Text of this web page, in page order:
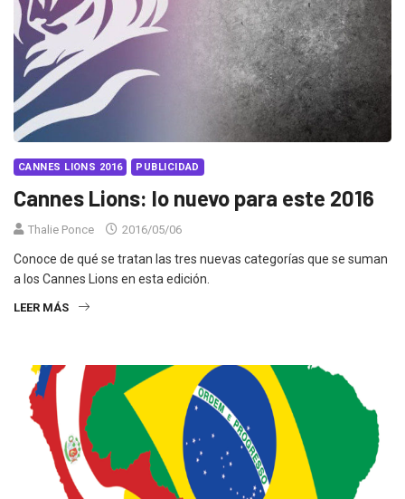
CANNES LIONS 2016 PUBLICIDAD
Cannes Lions: lo nuevo para este 2016
Thalie Ponce 2016/05/06
Conoce de qué se tratan las tres nuevas categorías que se suman
a los Cannes Lions en esta edición.
LEER MÁS